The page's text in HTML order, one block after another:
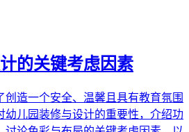
的关键考虑因素
创造一个安全、温馨且具有教育氛围
幼儿园装修与设计的重要性，介绍功